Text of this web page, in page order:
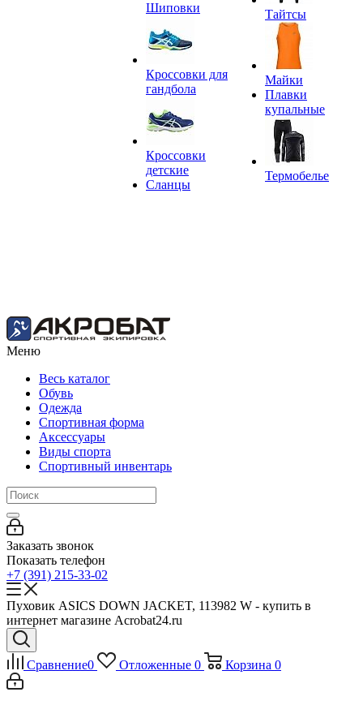
Шиповки
Кроссовки для
гандбола
Кроссовки
детские
Сланцы
Тайтсы
Майки
Плавки
купальные
Термобелье
Меню
Весь каталог
Обувь
Одежда
Спортивная форма
Аксессуары
Виды спорта
Спортивный инвентарь
Заказать звонок
Показать телефон
+7 (391) 215-33-02
Пуховик ASICS DOWN JACKET, 113982 W - купить в
интернет магазине Acrobat24.ru
Сравнение0 Отложенные 0 Корзина 0